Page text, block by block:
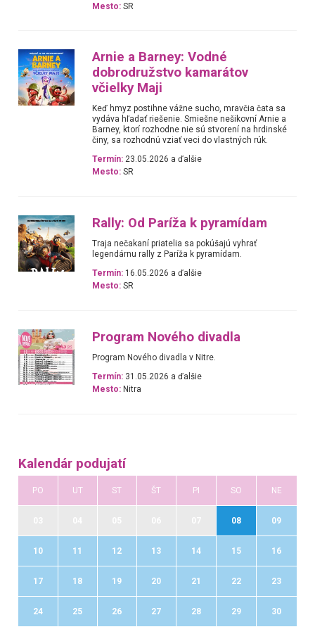
Mesto: SR
Arnie a Barney: Vodné
dobrodružstvo kamarátov
včielky Maji
Keď hmyz postihne vážne sucho, mravčia čata sa
vydáva hľadať riešenie. Smiešne nešikovní Arnie a
Barney, ktorí rozhodne nie sú stvorení na hrdinské
činy, sa rozhodnú vziať veci do vlastných rúk.
Termín: 23.05.2026 a ďalšie
Mesto: SR
Rally: Od Paríža k pyramídam
Traja nečakaní priatelia sa pokúšajú vyhrať
legendárnu rally z Paríža k pyramídam.
Termín: 16.05.2026 a ďalšie
Mesto: SR
Program Nového divadla
Program Nového divadla v Nitre.
Termín: 31.05.2026 a ďalšie
Mesto: Nitra
Kalendár podujatí
PO UT ST ŠT PI SO NE
08 09
10 11 12 13 14 15 16
17 18 19 20 21 22 23
24 25 26 27 28 29 30